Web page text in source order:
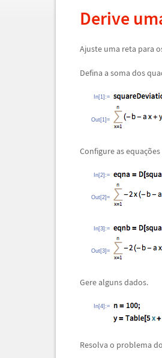
Derive
Ajuste uma reta para
Defina a soma dos
In[1]:=
Out[1]=
Configure as equaçõ
In[2]:=
Out[2]=
In[3]:=
Out[3]=
Gere alguns dados.
In[4]:=
Resolva o problema